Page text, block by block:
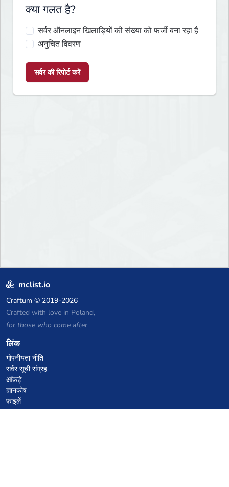
क्या गलत है?
सर्वर ऑनलाइन खिलाड़ियों की संख्या को फर्जी बना रहा है
अनुचित विवरण
सर्वर की रिपोर्ट करें
mclist.io
Craftum © 2019-2026
Crafted with love in Poland,
for those who come after
लिंक
गोपनीयता नीति
सर्वर सूची संग्रह
आंकड़े
ज्ञानकोष
फाइलें